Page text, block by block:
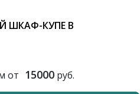
ШКАФ-КУПЕ В
от 15000руб.